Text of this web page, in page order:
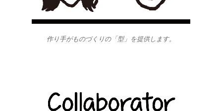
作り手がものづくりの「型」を提供します。